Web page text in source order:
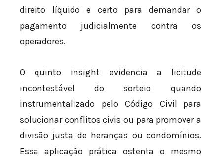
direito líquido e certo para demandar o
pagamento judicialmente contra os
operadores.
O quinto insight evidencia a licitude
incontestável do sorteio quando
instrumentalizado pelo Código Civil para
solucionar conflitos civis ou para promover a
divisão justa de heranças ou condomínios.
Essa aplicação prática ostenta o mesmo